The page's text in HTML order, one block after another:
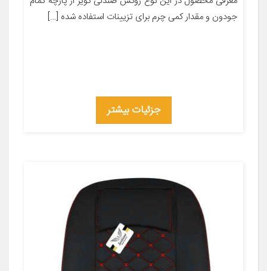
جودون و مقدار کمی چرم برای تزیینات استفاده شده […]
جزئیات بیشتر